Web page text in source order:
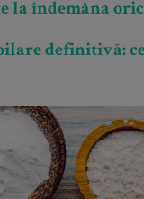
la îndemâna
definitivă: